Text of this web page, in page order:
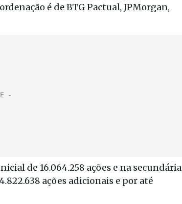
é de BTG Pactual, JPMorgan,
de 16.064.258 ações e na secundária
ações adicionais e por até